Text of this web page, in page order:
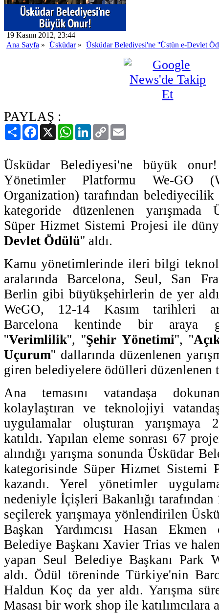
19 Kasım 2012, 23:44
Ana Sayfa » Üsküdar» Üsküdar Belediyesi'ne ''Üstün e-Devlet
PAYLAŞ :
PaylaşFacebook
X WhatsAppLinkedIn
Copy
Link
Üsküdar Belediyesi'ne büyük
Yönetimler Platformu We-GO
Organization) tarafından
kategoride düzenlenen yarışmada
Süper Hizmet Sistemi Projesi ile
Devlet Ödülü'' aldı.
Kamu yönetimlerinde ileri bilgi
aralarında Barcelona, Seul, San
Berlin gibi büyükşehirlerin de yer
WeGO, 12-14 Kasım tarihleri
Barcelona kentinde bir araya
''Verimlilik'', ''Şehir Yönetimi'', ''
Uçurum'' dallarında düzenlenen
giren belediyelere ödülleri
Ana temasını vatandaşa
kolaylaştıran ve teknolojiyi
uygulamalar oluşturan yarışmaya
katıldı. Yapılan eleme sonrası 67
alındığı yarışma sonunda Üsküdar
kategorisinde Süper Hizmet
kazandı. Yerel yönetimler
nedeniyle İçişleri Bakanlığı tarafından
seçilerek yarışmaya yönlendirilen
Başkan Yardımcısı Hasan Ekmen
Belediye Başkanı Xavier Trias ve
yapan Seul Belediye Başkanı Park
aldı. Ödül töreninde Türkiye'nin
Haldun Koç da yer aldı. Yarışma
Masası bir work shop ile katılımcılara